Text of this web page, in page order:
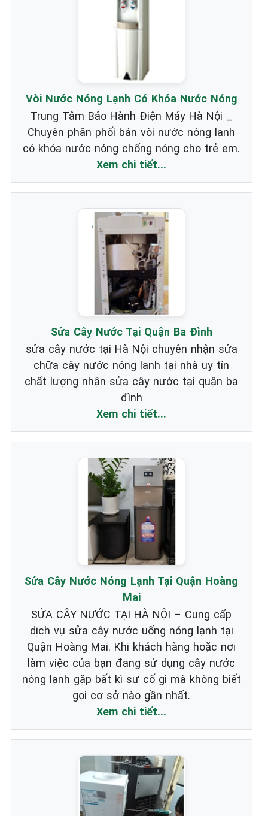
Vòi Nước Nóng Lạnh Có Khóa Nước Nóng
Trung Tâm Bảo Hành Điện Máy Hà Nội _
Chuyên phân phối bán vòi nước nóng lạnh
có khóa nước nóng chống nóng cho trẻ em.
Xem chi tiết...
Sửa Cây Nước Tại Quận Ba Đình
sửa cây nước tại Hà Nội chuyên nhận sửa
chữa cây nước nóng lạnh tại nhà uy tín
chất lượng nhận sửa cây nước tại quận ba
đình
Xem chi tiết...
Sửa Cây Nước Nóng Lạnh Tại Quận Hoàng
Mai
SỬA CÂY NƯỚC TẠI HÀ NỘI – Cung cấp
dịch vụ sửa cây nước uống nóng lạnh tại
Quận Hoàng Mai. Khi khách hàng hoặc nơi
làm việc của bạn đang sử dụng cây nước
nóng lạnh gặp bất kì sự cố gì mà không biết
gọi cơ sở nào gần nhất.
Xem chi tiết...